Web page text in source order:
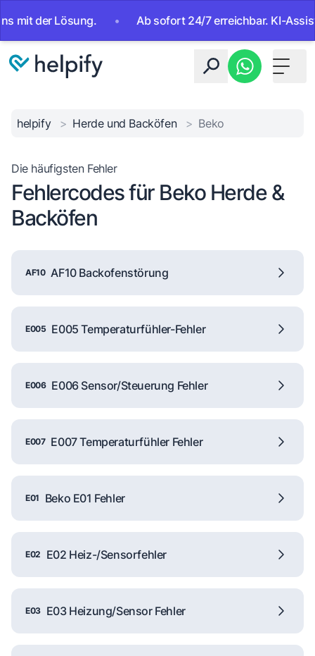
Lösung. • Ab sofort 24/7 erreichbar. KI-Assistent
Toggle
helpify > Herde und Backöfen > Beko
Die häufigsten Fehler
Fehlercodes für Beko Herde &
Backöfen
AF10 AF10 Backofenstörung
E005 E005 Temperaturfühler-Fehler
E006 E006 Sensor/Steuerung Fehler
E007 E007 Temperaturfühler Fehler
E01 Beko E01 Fehler
E02 E02 Heiz-/Sensorfehler
E03 E03 Heizung/Sensor Fehler